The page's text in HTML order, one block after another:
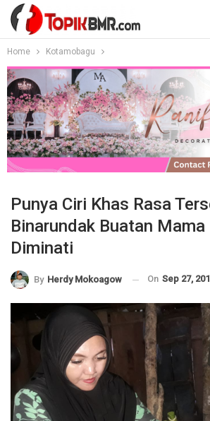
Home Kotamobagu
Punya Ciri Khas Rasa
Binarundak Buatan
Diminati
By Herdy Mokoagow On Sep 27,